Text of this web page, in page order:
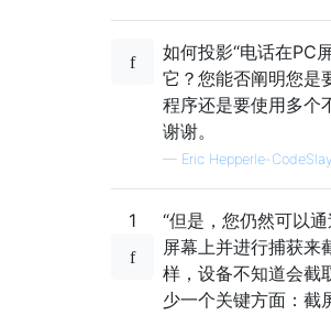
如何投影“电话在PC
它？您能否阐明您是
程序还是要使用多个
谢谢。
— Eric Hepperle-
1
“但是，您仍然可以
屏幕上并进行捕获来
样，设备不知道会截
少一个关键方面：截